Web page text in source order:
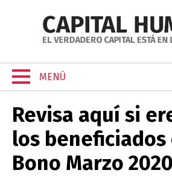
MENÚ
Revisa aquí si
los beneficiados
Bono Marzo 2020